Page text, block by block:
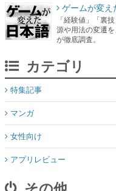
ゲームが変え
「経験値」「裏
源や用法の変遷
が徹底調査。
カテゴリ
特集記事
マンガ
女性向け
アプリレビュー